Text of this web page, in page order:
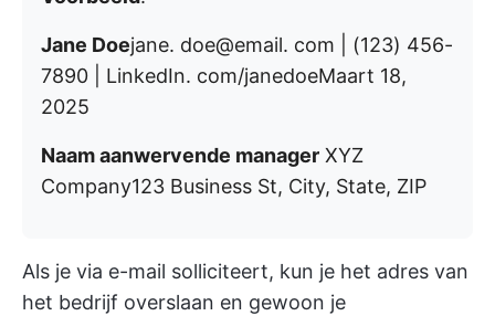
Jane Doejane. doe@email. com | (123) 456-
7890 | LinkedIn. com/janedoeMaart 18,
2025
Naam aanwervende manager XYZ
Company123 Business St, City, State, ZIP
Als je via e-mail solliciteert, kun je het adres van
het bedrijf overslaan en gewoon je